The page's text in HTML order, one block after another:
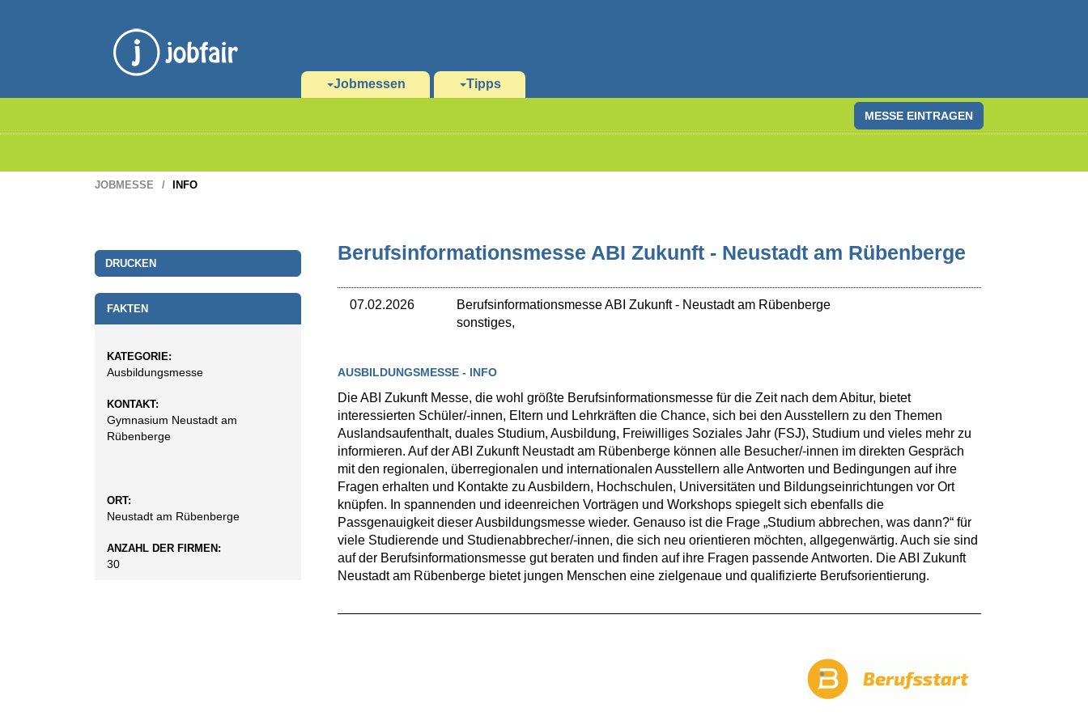
Jobmessen Tipps
MESSE EINTRAGEN
JOBMESSE INFO
DRUCKEN
FAKTEN
KATEGORIE:
Ausbildungsmesse
KONTAKT:
Gymnasium Neustadt am
Rübenberge
ORT:
Neustadt am Rübenberge
ANZAHL DER FIRMEN:
30
Berufsinformationsmesse ABI Zukunft - Neustadt am Rübenberge
07.02.2026 Berufsinformationsmesse ABI Zukunft- Neustadt am Rübenberge
sonstiges,
AUSBILDUNGSMESSE - INFO
Die ABI Zukunft Messe, die wohl größte Berufsinformationsmesse für die Zeit nach dem Abitur, bietet
interessierten Schüler/-innen, Eltern und Lehrkräften die Chance, sich bei den Ausstellern zu den Themen
Auslandsaufenthalt, duales Studium, Ausbildung, Freiwilliges Soziales Jahr (FSJ), Studium und vieles mehr zu
informieren. Auf der ABI Zukunft Neustadt am Rübenberge können alle Besucher/-innen im direkten Gespräch
mit den regionalen, überregionalen und internationalen Ausstellern alle Antworten und Bedingungen auf ihre
Fragen erhalten und Kontakte zu Ausbildern, Hochschulen, Universitäten und Bildungseinrichtungen vor Ort
knüpfen. In spannenden und ideenreichen Vorträgen und Workshops spiegelt sich ebenfalls die
Passgenauigkeit dieser Ausbildungsmesse wieder. Genauso ist die Frage „Studium abbrechen, was dann?“ für
viele Studierende und Studienabbrecher/-innen, die sich neu orientieren möchten, allgegenwärtig. Auch sie sind
auf der Berufsinformationsmesse gut beraten und finden auf ihre Fragen passende Antworten. Die ABI Zukunft
Neustadt am Rübenberge bietet jungen Menschen eine zielgenaue und qualifizierte Berufsorientierung.